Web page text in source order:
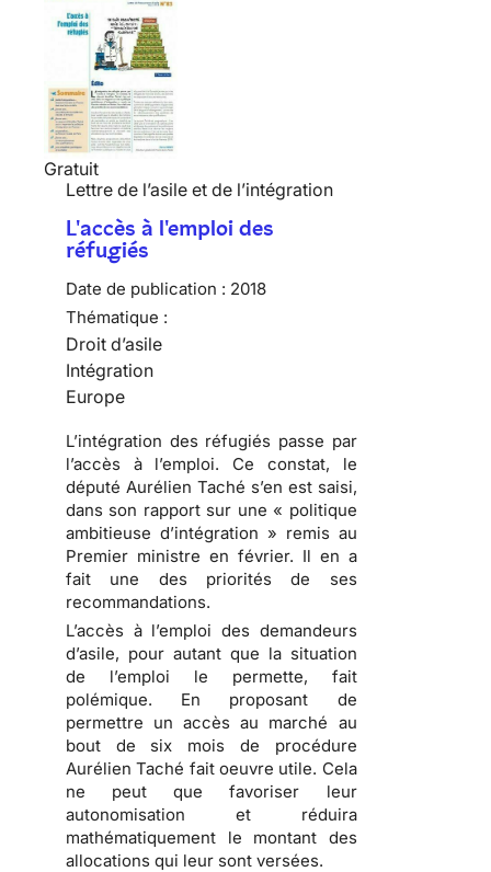
Gratuit
Lettre de l’asile et de l’intégration
L'accès à l'emploi des
réfugiés
Date de publication : 2018
Thématique :
Droit d’asile
Intégration
Europe
L’intégration des réfugiés passe par
l’accès à l’emploi. Ce constat, le
député Aurélien Taché s’en est saisi,
dans son rapport sur une « politique
ambitieuse d’intégration » remis au
Premier ministre en février. Il en a
fait une des priorités de ses
recommandations.
L’accès à l’emploi des demandeurs
d’asile, pour autant que la situation
de l’emploi le permette, fait
polémique. En proposant de
permettre un accès au marché au
bout de six mois de procédure
Aurélien Taché fait oeuvre utile. Cela
ne peut que favoriser leur
autonomisation et réduira
mathématiquement le montant des
allocations qui leur sont versées.